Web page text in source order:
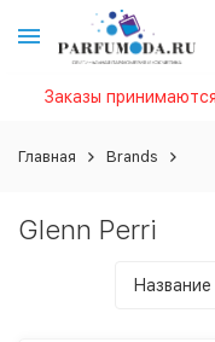
Заказы
Главная Brands
Glenn Perri
Название